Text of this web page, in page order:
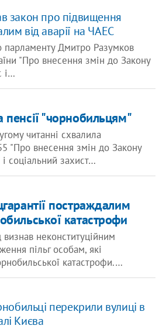
закон про підвищення
від аварії на ЧАЕС
парламенту Дмитро Разумков
"Про внесення змін до Закону
і…
"чорнобильцям"
читанні схвалила
"Про внесення змін до Закону
соціальний захист…
постраждалим
катастрофи
неконституційним
пільг особам, які
катастрофи.…
перекрили вулиці в
Києва